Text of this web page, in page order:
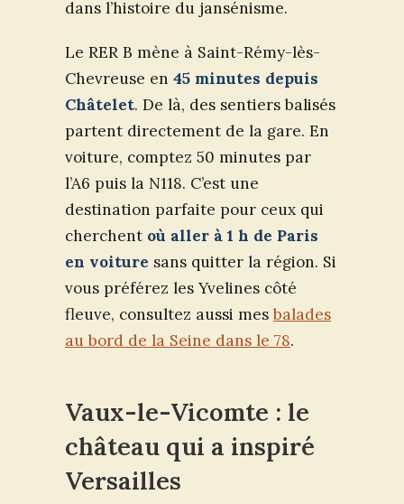
dans l’histoire du jansénisme.
Le RER B mène à Saint-Rémy-lès-
Chevreuse en 45 minutes depuis
Châtelet. De là, des sentiers balisés
partent directement de la gare. En
voiture, comptez 50 minutes par
l’A6 puis la N118. C’est une
destination parfaite pour ceux qui
cherchent où aller à 1 h de Paris
en voiture sans quitter la région. Si
vous préférez les Yvelines côté
fleuve, consultez aussi mes balades
au bord de la Seine dans le 78.
Vaux-le-Vicomte : le
château qui a inspiré
Versailles